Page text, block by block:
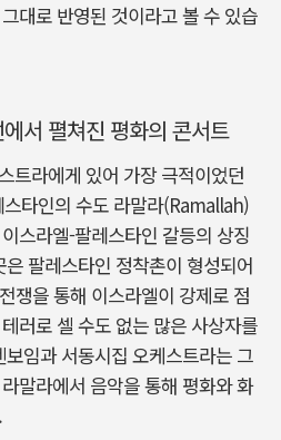
대로 반영된 것이라고 볼 수 있습
서 펼쳐진 평화의 콘서트
트라에게 있어 가장 극적이었던
타인의 수도 라말라(Ramallah)
스라엘-팔레스타인 갈등의 상징
팔레스타인 정착촌이 형성되어
쟁을 통해 이스라엘이 강제로 점
러로 셀 수도 없는 많은 사상자를
임과 서동시집 오케스트라는 그
말라에서 음악을 통해 평화와 화